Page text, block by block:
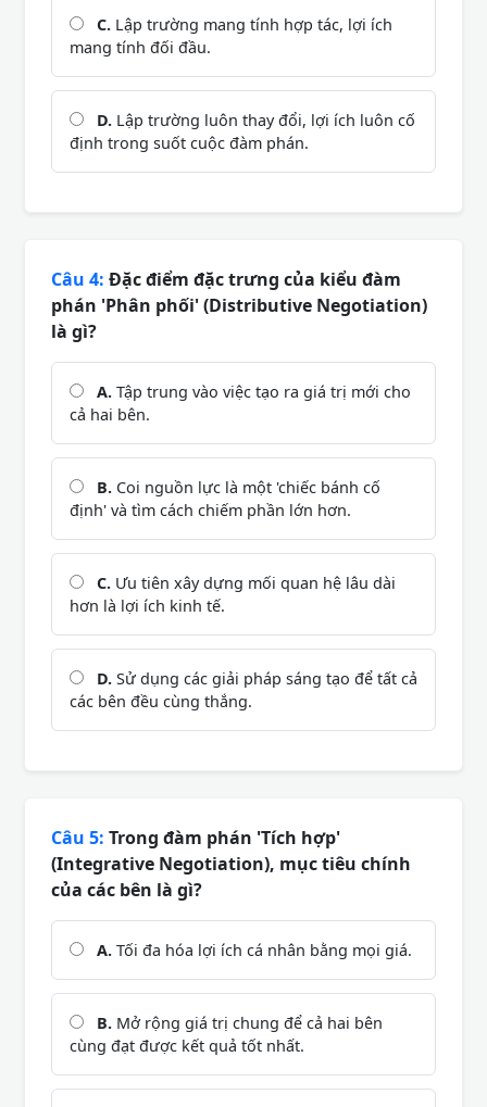
C. Lập trường mang tính hợp tác, lợi ích
mang tính đối đầu.
D. Lập trường luôn thay đổi, lợi ích luôn cố
định trong suốt cuộc đàm phán.
Câu 4: Đặc điểm đặc trưng của kiểu đàm
phán 'Phân phối' (Distributive Negotiation)
là gì?
A. Tập trung vào việc tạo ra giá trị mới cho
cả hai bên.
B. Coi nguồn lực là một 'chiếc bánh cố
định' và tìm cách chiếm phần lớn hơn.
C. Ưu tiên xây dựng mối quan hệ lâu dài
hơn là lợi ích kinh tế.
D. Sử dụng các giải pháp sáng tạo để tất cả
các bên đều cùng thắng.
Câu 5: Trong đàm phán 'Tích hợp'
(Integrative Negotiation), mục tiêu chính
của các bên là gì?
A. Tối đa hóa lợi ích cá nhân bằng mọi giá.
B. Mở rộng giá trị chung để cả hai bên
cùng đạt được kết quả tốt nhất.